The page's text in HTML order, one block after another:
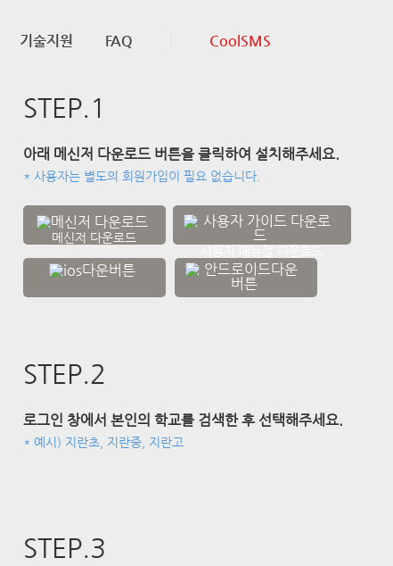
기술지원 FAQ CoolSMS
STEP.1
아래 메신저 다운로드 버튼을 클릭하여 설치해주세요.
* 사용자는 별도의 회원가입이 필요 없습니다.
메신저 다운로드
STEP.2
로그인 창에서 본인의 학교를 검색한 후 선택해주세요.
* 예시) 지란초, 지란중, 지란고
STEP.3